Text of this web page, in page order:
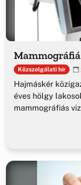
Közszolgálati hír
Hajmáskér
éves hölgy
mammográfiás